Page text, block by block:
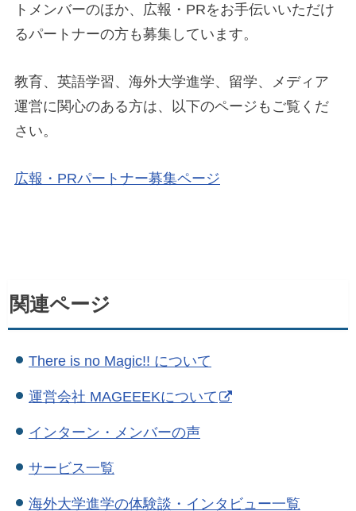
トメンバーのほか、広報・PRをお手伝いいただけ
るパートナーの方も募集しています。
教育、英語学習、海外大学進学、留学、メディア
運営に関心のある方は、以下のページもご覧くだ
さい。
広報・PRパートナー募集ページ
関連ページ
There is no Magic!! について
運営会社 MAGEEEKについて
インターン・メンバーの声
サービス一覧
海外大学進学の体験談・インタビュー一覧